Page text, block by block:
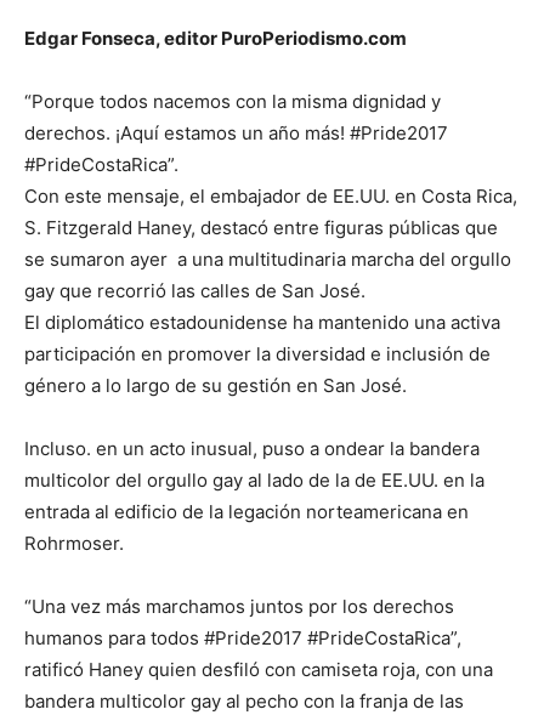
Edgar Fonseca, editor PuroPeriodismo.com
“Porque todos nacemos con la misma dignidad y
derechos. ¡Aquí estamos un año más! #Pride2017
#PrideCostaRica”.
Con este mensaje, el embajador de EE.UU. en Costa Rica,
S. Fitzgerald Haney, destacó entre figuras públicas que
se sumaron ayer a una multitudinaria marcha del orgullo
gay que recorrió las calles de San José.
El diplomático estadounidense ha mantenido una activa
participación en promover la diversidad e inclusión de
género a lo largo de su gestión en San José.
Incluso. en un acto inusual, puso a ondear la bandera
multicolor del orgullo gay al lado de la de EE.UU. en la
entrada al edificio de la legación norteamericana en
Rohrmoser.
“Una vez más marchamos juntos por los derechos
humanos para todos #Pride2017 #PrideCostaRica”,
ratificó Haney quien desfiló con camiseta roja, con una
bandera multicolor gay al pecho con la franja de las